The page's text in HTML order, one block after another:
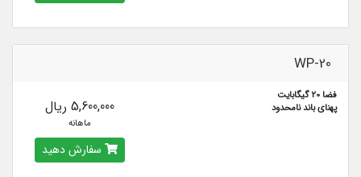
WP-20
فضا 20 گیگابایت
پهنای باند نامحدود
5,600,000 ریال
ماهانه
سفارش دهید